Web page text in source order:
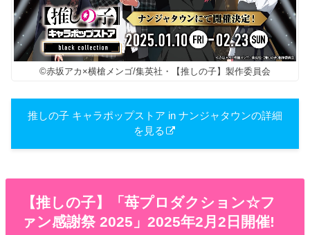
©赤坂アカ×横槍メンゴ/集英社・【推しの子】製作委員会
推しの子 キャラポップストア in ナンジャタウンの詳細
を見る
【推しの子】「苺プロダクション☆フ
ァン感謝祭 2025」2025年2月2日開催!